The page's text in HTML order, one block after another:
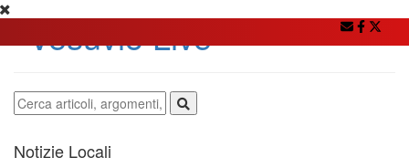
Notizie Locali